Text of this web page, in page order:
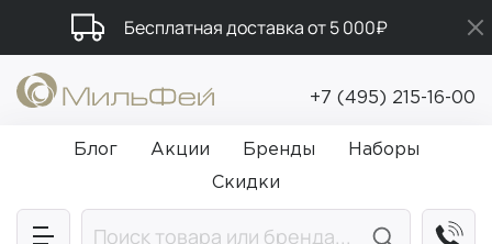
Бесплатная доставка от 5 000₽
Промокод ПРИВЕТ
Подарки в каждый заказ от 5 000₽
+7 (495) 215-16-00
Блог Акции Бренды
Наборы
Скидки